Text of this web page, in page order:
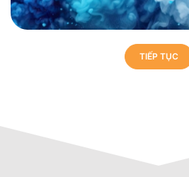
TIẾP TỤC